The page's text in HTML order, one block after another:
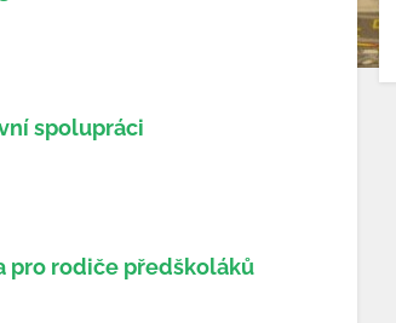
spolupráci
pro rodiče předškoláků